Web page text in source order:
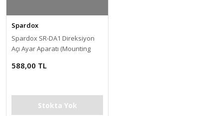
Spardox
Spardox SR-DA1 Direksiyon
Açı Ayar Aparatı (Mounting
588,00 TL
Stokta Yok